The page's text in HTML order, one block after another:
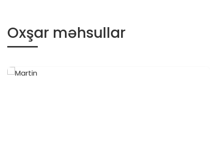
Oxşar məhsullar